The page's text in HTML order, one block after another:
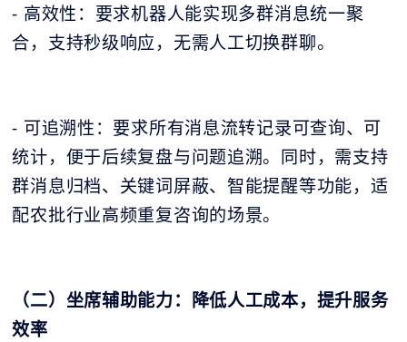
- 高效性：要求机器人能实现多群消息统一聚
合，支持秒级响应，无需人工切换群聊。
- 可追溯性：要求所有消息流转记录可查询、可
统计，便于后续复盘与问题追溯。同时，需支持
群消息归档、关键词屏蔽、智能提醒等功能，适
配农批行业高频重复咨询的场景。
（二）坐席辅助能力：降低人工成本，提升服务
效率